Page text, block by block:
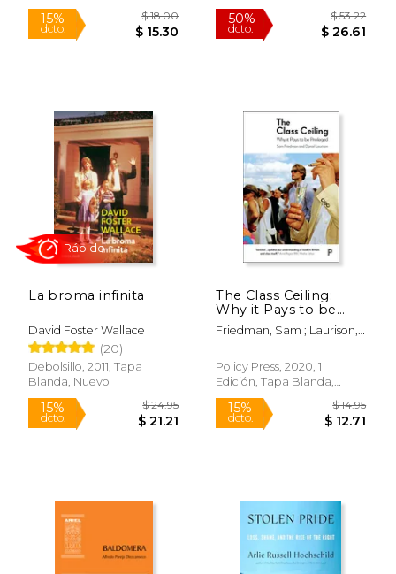
15% 50%
La broma infinita
David Foster Wallace
(20)
Debolsillo, 2011, Tapa
Blanda, Nuevo
Rápido
The Class Ceiling:
Why it Pays to be
Privileged (en Inglés)
Friedman, Sam ; Laurison,
Policy Press, 2020, 1
Edición, Tapa Blanda,
Nuevo